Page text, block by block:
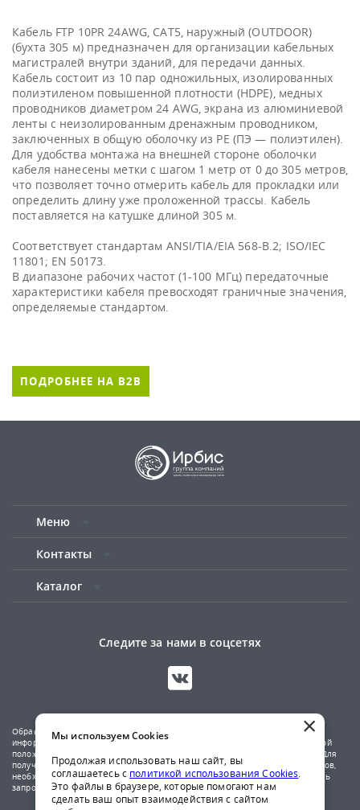
Кабель FTP 10PR 24AWG, CAT5, наружный (OUTDOOR)
(бухта 305 м) предназначен для организации кабельных
магистралей внутри зданий, для передачи данных.
Кабель состоит из 10 пар одножильных, изолированных
полиэтиленом повышенной плотности (HDPE), медных
проводников диаметром 24 AWG, экрана из алюминиевой
ленты с неизолированным дренажным проводником,
заключенных в общую оболочку из PE (ПЭ — полиэтилен).
Для удобства монтажа на внешней стороне оболочки
кабеля нанесены метки с шагом 1 метр от 0 до 305 метров,
что позволяет точно отмерить кабель для прокладки или
определить длину уже проложенной трассы. Кабель
поставляется на катушке длиной 305 м.
Соответствует стандартам ANSI/TIA/EIA 568-B.2; ISO/IEC
11801; EN 50173.
В диапазоне рабочих частот (1-100 МГц) передаточные
характеристики кабеля превосходят граничные значения,
определяемые стандартом.
ПОДРОБНЕЕ НА B2B
Меню
Контакты
Каталог
Следите за нами в соцсетях
Обращаем ваше внимание на то, что данный сайт носит исключительно
информационный характер и не является публичной офертой, определяемой
положениями Статьи 437(2) Гражданского кодекса Российской Федерации. Для
получения подробной информации о наличии и стоимости указанных товаров,
необходимо обратиться к менеджерам компании по телефону или отправить
запрос на почтовый адрес указанный в контактах.
×
Мы используем Cookies
Продолжая использовать наш сайт, вы
соглашаетесь с политикой использования Cookies.
Это файлы в браузере, которые помогают нам
сделать ваш опыт взаимодействия с сайтом